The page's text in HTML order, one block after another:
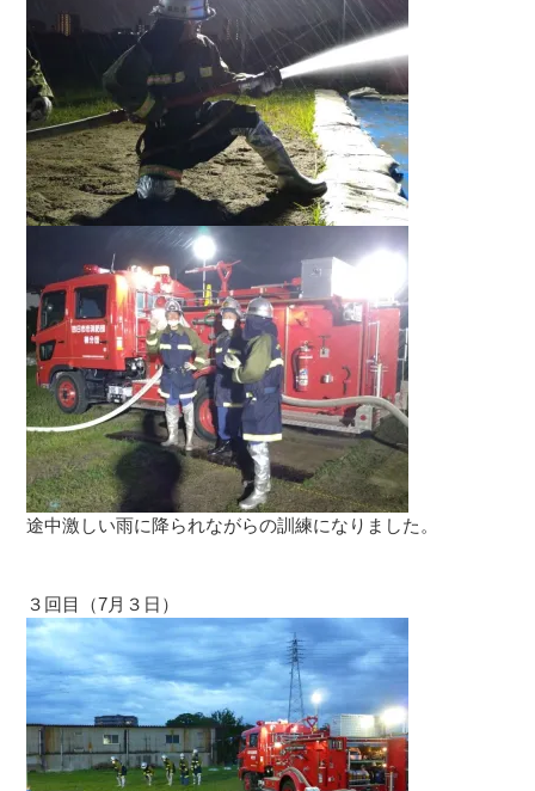
途中激しい雨に降られながらの訓練になりました。
３回目（7月３日）